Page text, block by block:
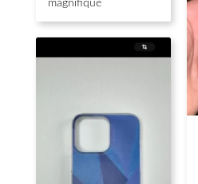
magnifique